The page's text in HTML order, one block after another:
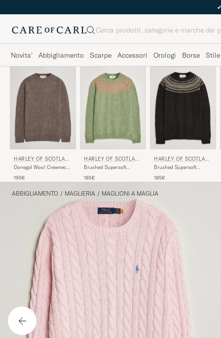
Cerca
Novita' Abbigliamento Scarpe Accessori Orologi Borse
HARLEY OF SCOTLAN
D
Donegal Wool Crewneck
195€
HARLEY OF SCOTLAN
D
Brushed Supersoft
Sage/Parfait
185€
HARLEY OF SCOTLAN
D
Brushed Supersoft
Volcano/Cameo
185€
ABBIGLIAMENTO / MAGLIERIA / MAGLIONI A MAGLIA